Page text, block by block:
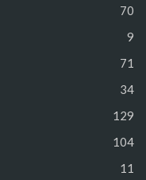
70
9
71
34
129
104
11